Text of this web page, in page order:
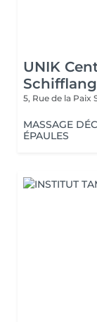
UNIK
5, Rue de la Paix
MASSAGE
ÉPAULES